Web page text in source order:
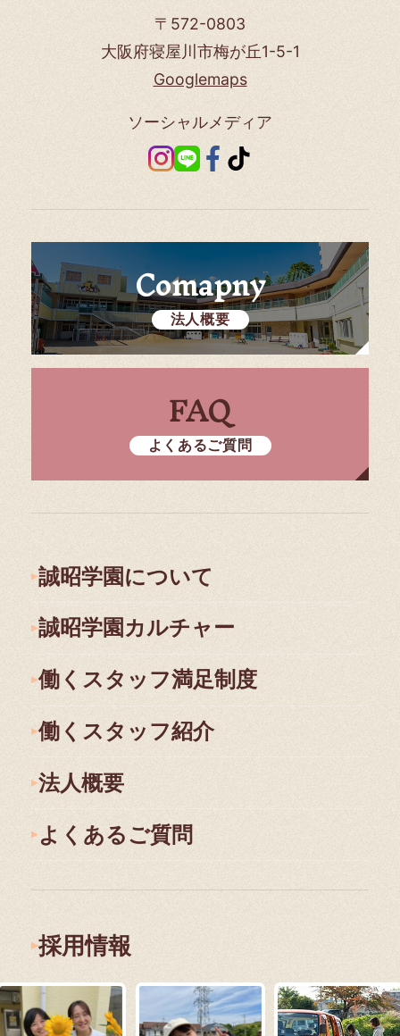
〒572-0803
大阪府寝屋川市梅が丘1-5-1
Googlemaps
Comapny
法人概要
FAQ
よくあるご質問
誠昭学園について
誠昭学園カルチャー
働くスタッフ満足制度
働くスタッフ紹介
法人概要
よくあるご質問
採用情報